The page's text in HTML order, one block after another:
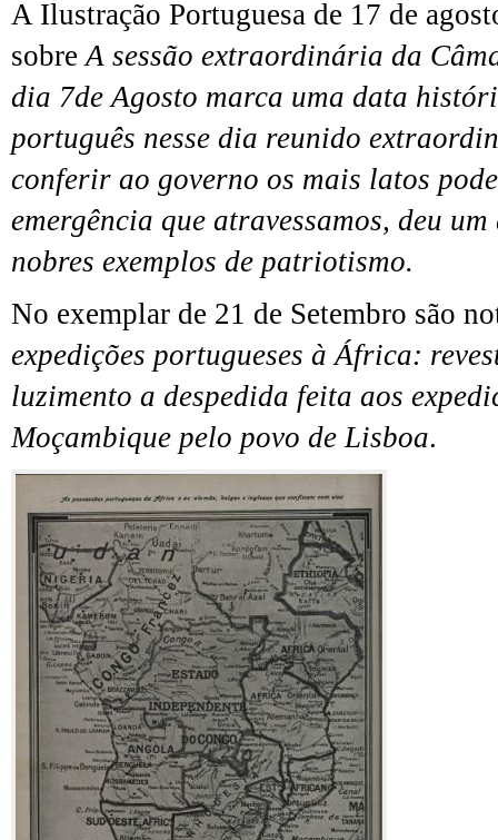
A Ilustração Portuguesa de 17 de
sobreA sessão extraordinária da
dia 7de Agosto marca uma data
português nesse dia reunido
conferir ao governo os mais latos
emergência que atravessamos, deu
nobres exemplos de patriotismo.
No exemplar de 21 de Setembro são
expedições portugueses à África:
luzimento a despedida feita aos
Moçambique pelo povo de Lisboa.